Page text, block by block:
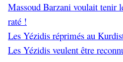
Massoud Barzani voulait tenir
raté !
Les Yézidis réprimés au
Les Yézidis veulent être